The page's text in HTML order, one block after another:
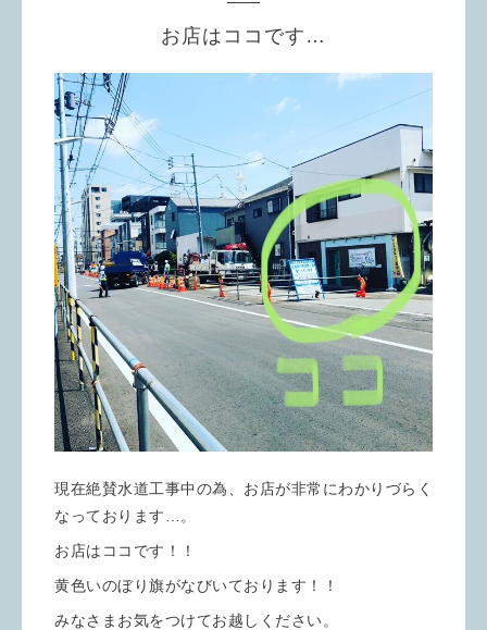
お店はココです…
現在絶賛水道工事中の為、お店が非常にわかりづらく
なっております…。
お店はココです！！
黄色いのぼり旗がなびいております！！
みなさまお気をつけてお越しください。